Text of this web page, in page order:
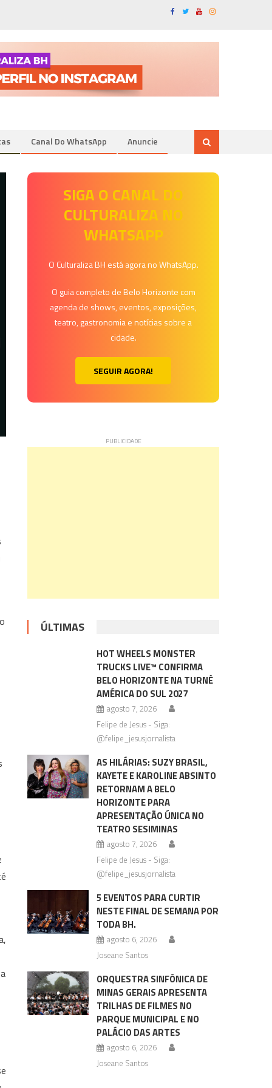
Canal Do WhatsApp Anuncie
SIGA O CANAL DO
CULTURALIZA NO
WHATSAPP
O Culturaliza BH está agora no WhatsApp.
O guia completo de Belo Horizonte com
agenda de shows, eventos, exposições,
teatro, gastronomia e notícias sobre a
cidade.
SEGUIR AGORA!
ÚLTIMAS
HOT WHEELS MONSTER
TRUCKS LIVE™ CONFIRMA
BELO HORIZONTE NA TURNÊ
AMÉRICA DO SUL 2027
agosto 7, 2026
Felipe de Jesus - Siga:
@felipe_jesusjornalista
AS HILÁRIAS: SUZY BRASIL,
KAYETE E KAROLINE ABSINTO
RETORNAM A BELO
HORIZONTE PARA
APRESENTAÇÃO ÚNICA NO
TEATRO SESIMINAS
agosto 7, 2026
Felipe de Jesus - Siga:
@felipe_jesusjornalista
5 EVENTOS PARA CURTIR
NESTE FINAL DE SEMANA POR
TODA BH.
agosto 6, 2026
Joseane Santos
ORQUESTRA SINFÔNICA DE
MINAS GERAIS APRESENTA
TRILHAS DE FILMES NO
PARQUE MUNICIPAL E NO
PALÁCIO DAS ARTES
agosto 6, 2026
Joseane Santos